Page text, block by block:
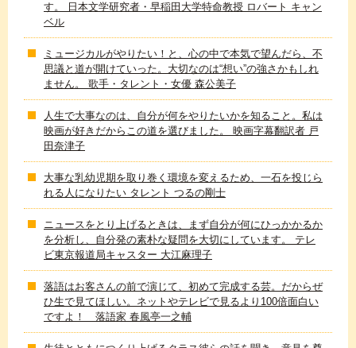
す。 日本文学研究者・早稲田大学特命教授 ロバート キャン
ベル
ミュージカルがやりたい！と、心の中で本気で望んだら、不
思議と道が開けていった。大切なのは“想い”の強さかもしれ
ません。 歌手・タレント・女優 森公美子
人生で大事なのは、自分が何をやりたいかを知ること。私は
映画が好きだからこの道を選びました。 映画字幕翻訳者 戸
田奈津子
大事な乳幼児期を取り巻く環境を変えるため、一石を投じら
れる人になりたい タレント つるの剛士
ニュースをとり上げるときは、まず自分が何にひっかかるか
を分析し、自分発の素朴な疑問を大切にしています。 テレ
ビ東京報道局キャスター 大江麻理子
落語はお客さんの前で演じて、初めて完成する芸。だからぜ
ひ生で見てほしい。ネットやテレビで見るより100倍面白い
ですよ！ 落語家 春風亭一之輔